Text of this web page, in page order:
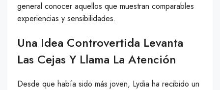
general conocer aquellos que muestran comparables
experiencias y sensibilidades.
Una Idea Controvertida Levanta
Las Cejas Y Llama La Atención
Desde que había sido más joven, Lydia ha recibido un